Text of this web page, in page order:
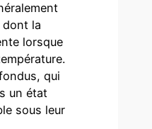
dont la
lorsque
qui
un état
sous leur